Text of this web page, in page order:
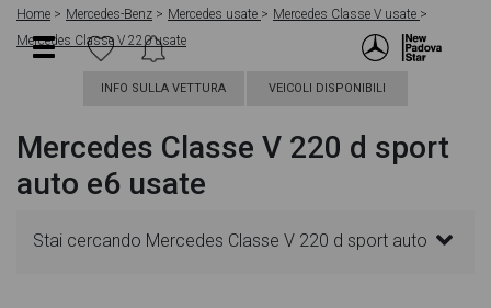
Home Mercedes-Benz Mercedes usate
Mercedes Classe V usate
Mercedes Classe V 220 usate
INFO SULLA VETTURA VEICOLI DISPONIBILI
Mercedes Classe V 220 d sport
auto e6 usate
Stai cercando Mercedes Classe V 220 d sport auto